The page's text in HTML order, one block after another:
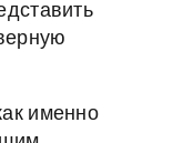
именно